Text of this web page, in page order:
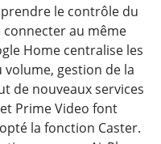
le contrôle du
au même
Home centralise les
gestion de la
de nouveaux services
Prime Video font
la fonction Caster.